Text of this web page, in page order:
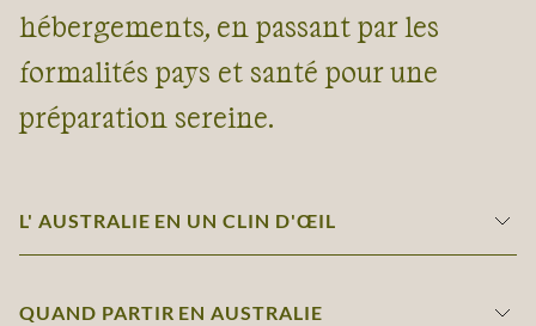
hébergements, en passant par les
formalités pays et santé pour une
préparation sereine.
L' AUSTRALIE EN UN CLIN D'ŒIL
QUAND PARTIR EN AUSTRALIE